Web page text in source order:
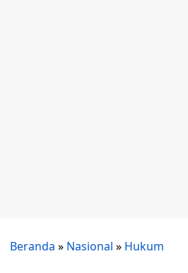
Beranda » Nasional » Hukum